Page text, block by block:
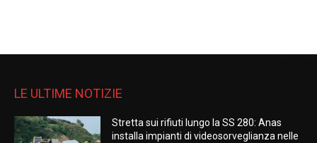
LE ULTIME NOTIZIE
Stretta sui rifiuti lungo la SS 280: Anas
installa impianti di videosorveglianza nelle